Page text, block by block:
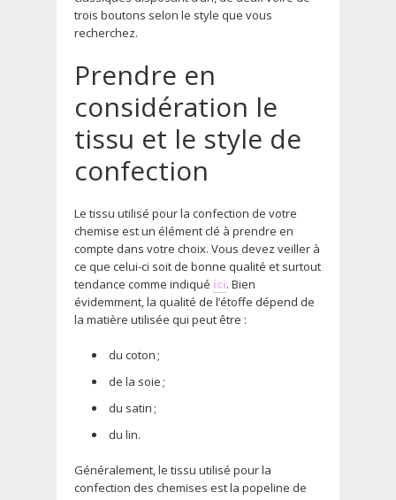
trois boutons selon le style que vous
recherchez.
Prendre en
considération le
tissu et le style de
confection
Le tissu utilisé pour la confection de votre
chemise est un élément clé à prendre en
compte dans votre choix. Vous devez veiller à
ce que celui-ci soit de bonne qualité et surtout
tendance comme indiqué ici. Bien
évidemment, la qualité de l’étoffe dépend de
la matière utilisée qui peut être :
du coton ;
de la soie ;
du satin ;
du lin.
Généralement, le tissu utilisé pour la
confection des chemises est la popeline de